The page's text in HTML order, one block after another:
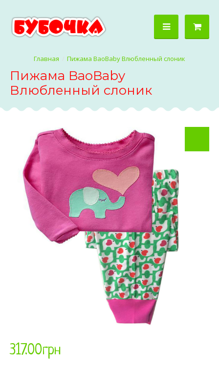
Пижама BaoBaby Влюбленный слоник
Пижама BaoBaby
Влюбленный слоник
317.00грн